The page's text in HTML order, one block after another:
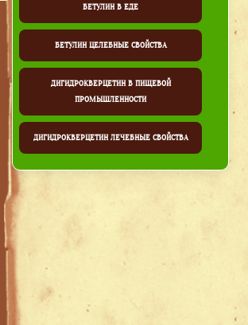
БЕТУЛИН В ЕДЕ
БЕТУЛИН ЦЕЛЕБНЫЕ СВОЙСТВА
ДИГИДРОКВЕРЦЕТИН В ПИЩЕВОЙ
ПРОМЫШЛЕННОСТИ
ДИГИДРОКВЕРЦЕТИН ЛЕЧЕБНЫЕ СВОЙСТВА